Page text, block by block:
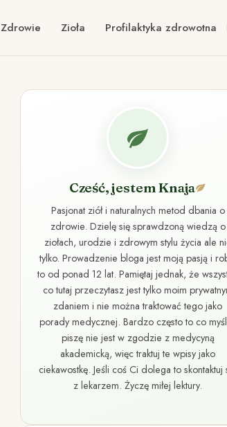
Zdrowie Zioła Profilaktyka zdrowotna
Cześć, jestem Knaja
Pasjonat ziół i naturalnych metod dbania o
zdrowie. Dzielę się sprawdzoną wiedzą o
ziołach, urodzie i zdrowym stylu życia ale
tylko. Prowadzenie bloga jest moją pasją i
to od ponad 12 lat. Pamiętaj jednak, że
co tutaj przeczytasz jest tylko moim
zdaniem i nie można traktować tego jako
porady medycznej. Bardzo często to co
piszę nie jest w zgodzie z medycyną
akademicką, więc traktuj te wpisy jako
ciekawostkę. Jeśli coś Ci dolega to skontaktuj
z lekarzem. Życzę miłej lektury.